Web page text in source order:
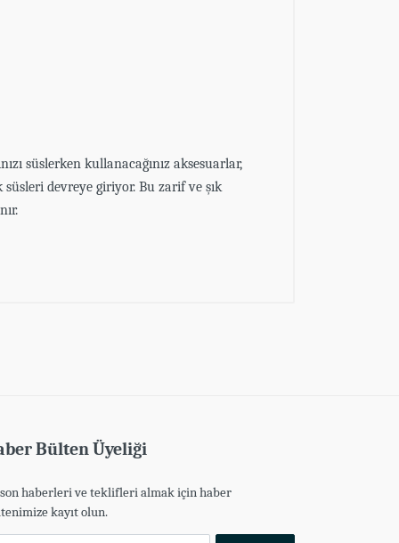
süslerken kullanacağınız aksesuarlar,
devreye giriyor. Bu zarif ve şık
Bülten Üyeliği
haberleri ve teklifleri almak için haber
kayıt olun.